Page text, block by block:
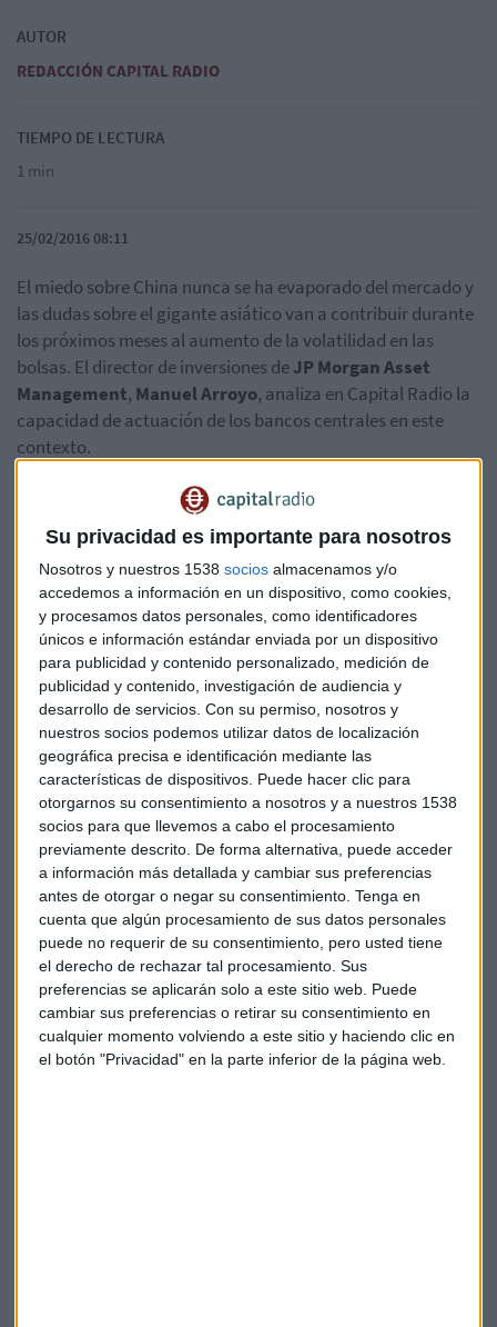
Su privacidad es importante para nosotros
Nosotros y nuestros 1538 socios almacenamos y/o
accedemos a información en un dispositivo, como cookies,
y procesamos datos personales, como identificadores
únicos e información estándar enviada por un dispositivo
para publicidad y contenido personalizado, medición de
publicidad y contenido, investigación de audiencia y
desarrollo de servicios. Con su permiso, nosotros y
nuestros socios podemos utilizar datos de localización
geográfica precisa e identificación mediante las
características de dispositivos. Puede hacer clic para
otorgarnos su consentimiento a nosotros y a nuestros 1538
socios para que llevemos a cabo el procesamiento
previamente descrito. De forma alternativa, puede acceder
a información más detallada y cambiar sus preferencias
antes de otorgar o negar su consentimiento. Tenga en
cuenta que algún procesamiento de sus datos personales
puede no requerir de su consentimiento, pero usted tiene
el derecho de rechazar tal procesamiento. Sus
preferencias se aplicarán solo a este sitio web. Puede
cambiar sus preferencias o retirar su consentimiento en
cualquier momento volviendo a este sitio y haciendo clic en
el botón "Privacidad" en la parte inferior de la página web.
AUTOR
REDACCIÓN CAPITAL RADIO
TIEMPO DE LECTURA
1 min
25/02/2016 08:11
El miedo sobre China nunca se ha evaporado del mercado y
las dudas sobre el gigante asiático van a contribuir durante
los próximos meses al aumento de la volatilidad en las
bolsas. El director de inversiones deJP Morgan Asset
Management, Manuel Arroyo, analiza en Capital Radio la
capacidad de actuación de los bancos centrales en este
contexto.
Economía Mercados Bolsas
JP Morgan Asset Management Finanzas
Bancos centrales Guerra divisas
Suscríbete a nuestros boletines
Te enviaremos las noticias más importantes del día